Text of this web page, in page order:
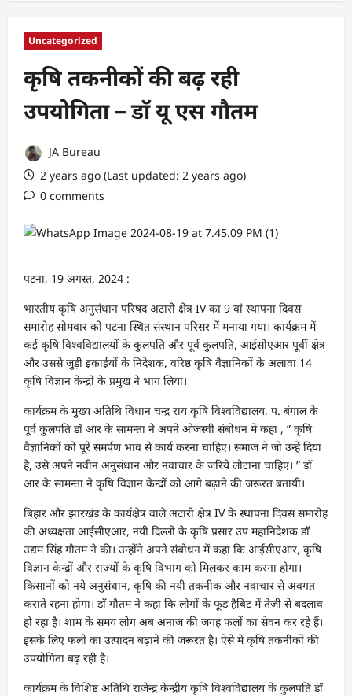
Uncategorized
कृषि तकनीकों की बढ़ रही
उपयोगिता – डाॅ यू एस गौतम
JA Bureau
2 years ago (Last updated: 2 years ago)
0 comments
पटना, 19 अगस्त, 2024 :
भारतीय कृषि अनुसंधान परिषद अटारी क्षेत्र IV का 9 वां स्थापना दिवस
समारोह सोमवार को पटना स्थित संस्थान परिसर में मनाया गया। कार्यक्रम में
कई कृषि विश्वविद्यालयों के कुलपति और पूर्व कुलपति, आईसीएआर पूर्वी क्षेत्र
और उससे जुड़ी इकाईयों के निदेशक, वरिष्ठ कृषि वैज्ञानिकों के अलावा 14
कृषि विज्ञान केन्द्रों के प्रमुख ने भाग लिया।
कार्यक्रम के मुख्य अतिथि विधान चन्द्र राय कृषि विश्वविद्यालय, प. बंगाल के
पूर्व कुलपति डाॅ आर के सामन्ता ने अपने ओजस्वी संबोधन में कहा , ” कृषि
वैज्ञानिकों को पूरे समर्पण भाव से कार्य करना चाहिए। समाज ने जो उन्हें दिया
है, उसे अपने नवीन अनुसंधान और नवाचार के जरिये लौटाना चाहिए। ” डाॅ
आर के सामन्ता ने कृषि विज्ञान केन्द्रों को आगे बढ़ाने की जरूरत बतायी।
बिहार और झारखंड के कार्यक्षेत्र वाले अटारी क्षेत्र IV के स्थापना दिवस समारोह
की अध्यक्षता आईसीएआर, नयी दिल्ली के कृषि प्रसार उप महानिदेशक डाॅ
उद्यम सिंह गौतम ने की। उन्होंने अपने संबोधन में कहा कि आईसीएआर, कृषि
विज्ञान केन्द्रों और राज्यों के कृषि विभाग को मिलकर काम करना होगा।
किसानों को नये अनुसंधान, कृषि की नयी तकनीक और नवाचार से अवगत
कराते रहना होगा। डाॅ गौतम ने कहा कि लोगों के फूड हैबिट में तेजी से बदलाव
हो रहा है। शाम के समय लोग अब अनाज की जगह फलों का सेवन कर रहे हैं।
इसके लिए फलों का उत्पादन बढ़ाने की जरूरत है। ऐसे में कृषि तकनीकों की
उपयोगिता बढ़ रही है।
कार्यक्रम के विशिष्ट अतिथि राजेन्द्र केन्द्रीय कृषि विश्वविद्यालय के कुलपति डाॅ